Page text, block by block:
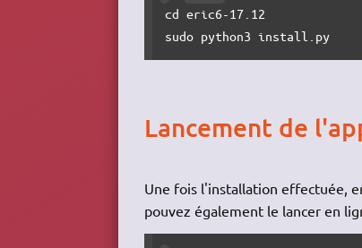
cd eric6-17.12
sudo python3 install.py
Lancement de
Une fois l'installation effectuée,
pouvez également le lancer en